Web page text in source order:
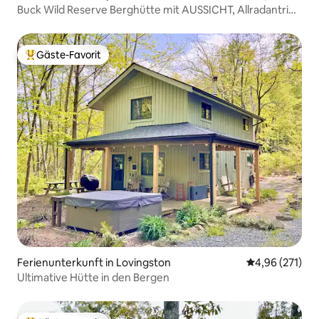
Buck Wild Reserve Berghütte mit AUSSICHT, Allradantrieb
Beliebter Gäste-Favorit.
Gäste-Favorit
Ferienunterkunft in Lovingston
4,96 (271)
Ultimative Hütte in den Bergen